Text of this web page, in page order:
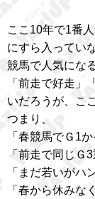
ここ10年で1番
にすら入ってい
競馬で人気にな
「前走で好走」
いだろうが、こ
つまり、
「春競馬でＧ1
「前走で同じＧ
「まだ若いがハ
「春から休みな